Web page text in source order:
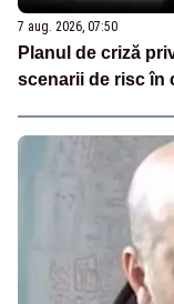
7 aug. 2026, 07:50
Planul de criză
scenarii de risc în